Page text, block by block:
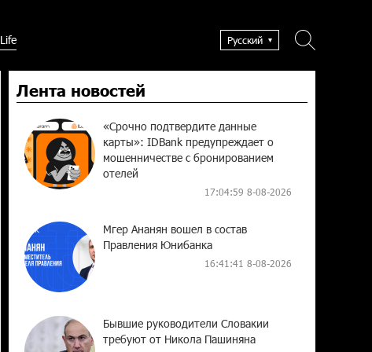
Life Русский
Лента новостей
«Срочно подтвердите данные
карты»: IDBank предупреждает о
мошенничестве с бронированием
отелей
17:04:59 8-08-2026
Мгер Ананян вошел в состав
Правления Юнибанка
16:41:41 8-08-2026
Бывшие руководители Словакии
требуют от Никола Пашиняна